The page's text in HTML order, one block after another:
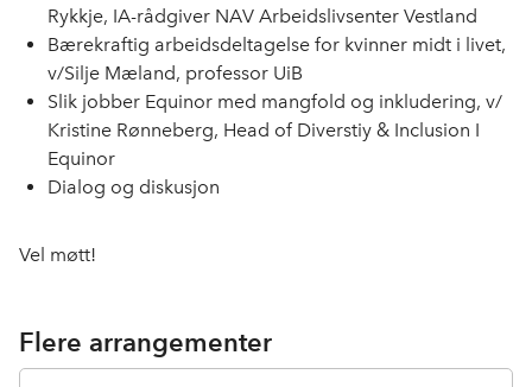
Rykkje, IA-rådgiver NAV Arbeidslivsenter Vestland
Bærekraftig arbeidsdeltagelse for kvinner midt i livet,
v/Silje Mæland, professor UiB
Slik jobber Equinor med mangfold og inkludering, v/
Kristine Rønneberg, Head of Diverstiy & Inclusion I
Equinor
Dialog og diskusjon
Vel møtt!
Flere arrangementer